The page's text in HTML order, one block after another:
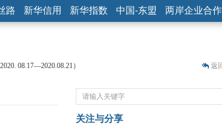
路 新华信用 新华指数 中国-东盟 两岸企业合作
08.17—2020.08.21）
07.27—2020.07.31）
返
关注与分享